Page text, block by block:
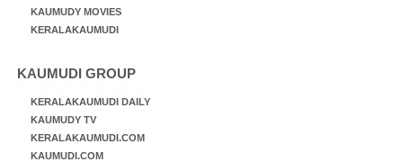
KAUMUDY MOVIES
KERALAKAUMUDI
KAUMUDI GROUP
KERALAKAUMUDI DAILY
KAUMUDY TV
KERALAKAUMUDI.COM
KAUMUDI.COM